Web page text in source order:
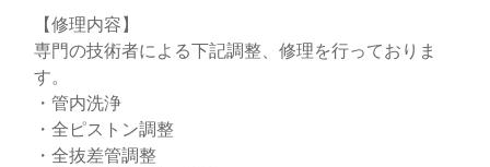
【修理内容】
専門の技術者による下記調整、修理を行っておりま
す。
・管内洗浄
・全ピストン調整
・全抜差管調整